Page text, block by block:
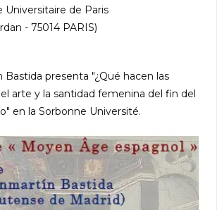
de Paris
- 75014 PARIS)
Bastida presenta "¿Qué hacen las
arte y la santidad femenina del fin del
en la Sorbonne Université.